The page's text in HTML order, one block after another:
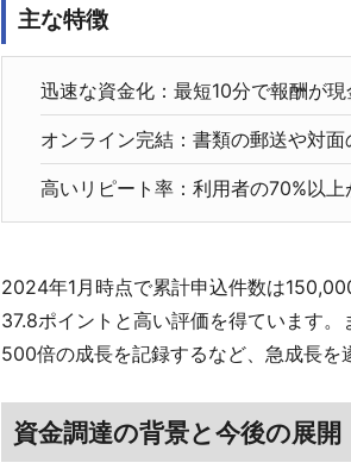
主な特徴
迅速な資金化：最短10分で報酬が
オンライン完結：書類の郵送や対
高いリピート率：利用者の70%以上
2024年1月時点で累計申込件数は
37.8ポイントと高い評価を得ています
500倍の成長を記録するなど、急成長を
資金調達の背景と今後の展開